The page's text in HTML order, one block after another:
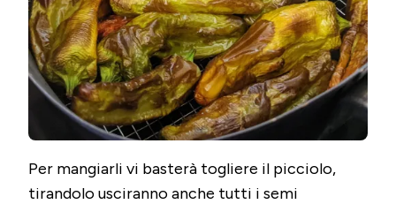
Per mangiarli vi basterà togliere il picciolo,
tirandolo usciranno anche tutti i semi